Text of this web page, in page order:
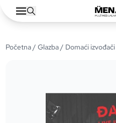
Početna/Glazba/ Domaći izvođači